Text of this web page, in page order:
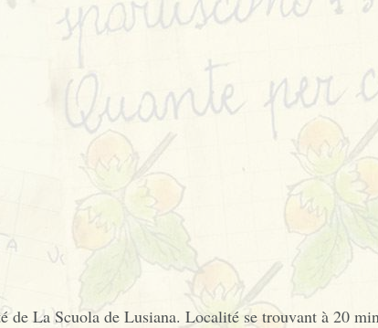
La Scuola de Lusiana. Localité se trouvant à 20